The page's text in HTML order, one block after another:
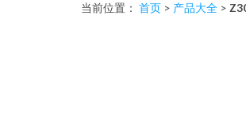
当前位置： 首页 > 产品大全 >